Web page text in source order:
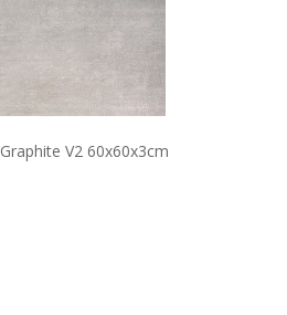
V2 60x60x3cm